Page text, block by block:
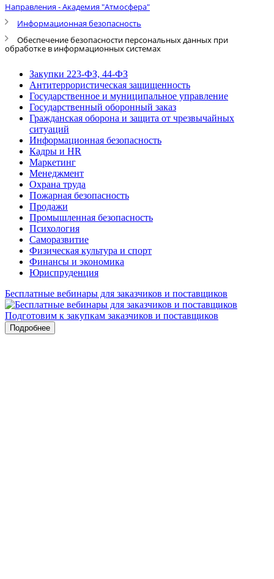
Направления - Академия "Атмосфера"
Информационная безопасность
Обеспечение безопасности персональных данных при
обработке в информационных системах
Закупки 223-ФЗ, 44-ФЗ
Антитеррористическая защищенность
Государственное и муниципальное управление
Государственный оборонный заказ
Гражданская оборона и защита от чрезвычайных
ситуаций
Информационная безопасность
Кадры и HR
Маркетинг
Менеджмент
Охрана труда
Пожарная безопасность
Продажи
Промышленная безопасность
Психология
Саморазвитие
Физическая культура и спорт
Финансы и экономика
Юриспруденция
Бесплатные вебинары для заказчиков и поставщиков
Подготовим к закупкам заказчиков и поставщиков
Подробнее